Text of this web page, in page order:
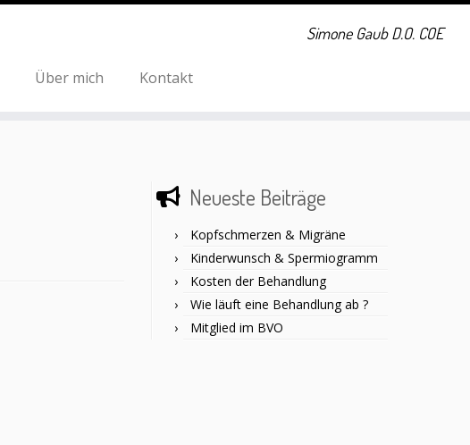
Simone Gaub D.O. COE
Über mich Kontakt
Neueste Beiträge
Kopfschmerzen & Migräne
Kinderwunsch & Spermiogramm
Kosten der Behandlung
Wie läuft eine Behandlung ab ?
Mitglied im BVO